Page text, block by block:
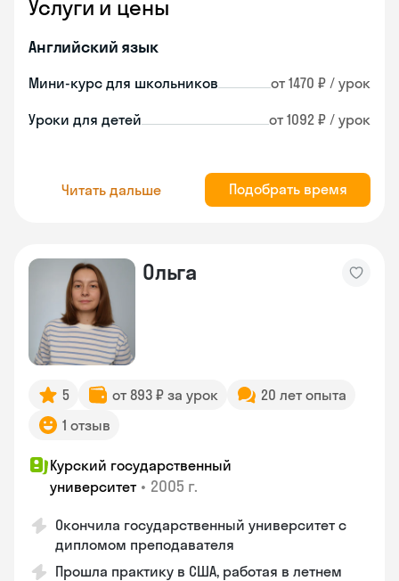
Услуги и цены
Английский язык
Мини-курс для школьников от 1470 ₽ / урок
Уроки для детей от 1092 ₽ / урок
Читать дальше Подобрать время
Ольга
5 от 893 ₽ за урок
20 лет опыта
1 отзыв
Курский государственный
университет • 2005 г.
Окончила государственный университет с
дипломом преподавателя
Прошла практику в США, работая в летнем